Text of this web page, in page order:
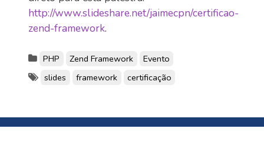
http://www.slideshare.net/jaimecpn/certificao-
zend-framework.
PHP Zend Framework
Evento
slides
framework certificação